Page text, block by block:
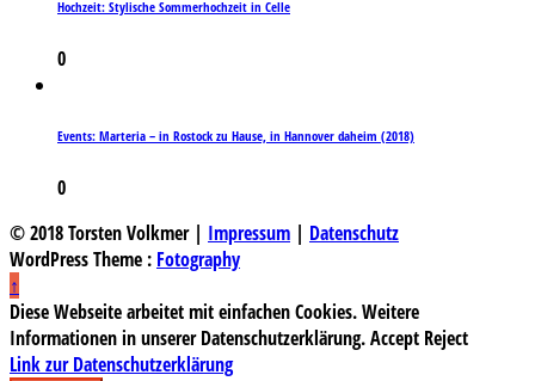
Hochzeit: Stylische Sommerhochzeit in Celle
0
Events: Marteria – in Rostock zu Hause, in Hannover daheim (2018)
0
© 2018 Torsten Volkmer | Impressum | Datenschutz
WordPress Theme : Fotography
↑
Diese Webseite arbeitet mit einfachen Cookies. Weitere
Informationen in unserer Datenschutzerklärung.Accept Reject
Link zur Datenschutzerklärung